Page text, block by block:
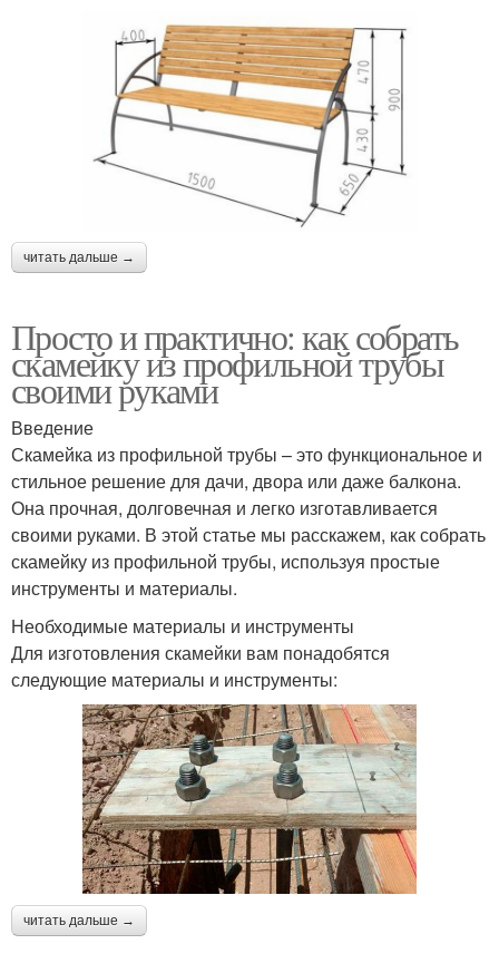
читать дальше →
Просто и практично: как собрать
скамейку из профильной трубы
своими руками
Введение
Скамейка из профильной трубы – это функциональное и
стильное решение для дачи, двора или даже балкона.
Она прочная, долговечная и легко изготавливается
своими руками. В этой статье мы расскажем, как собрать
скамейку из профильной трубы, используя простые
инструменты и материалы.
Необходимые материалы и инструменты
Для изготовления скамейки вам понадобятся
следующие материалы и инструменты:
читать дальше →